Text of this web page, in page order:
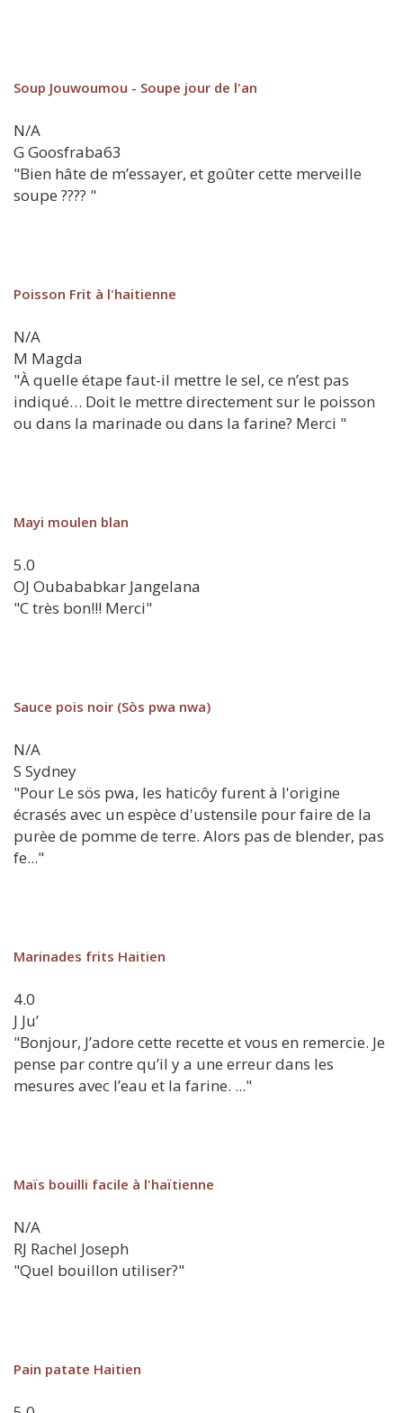
Soup Jouwoumou - Soupe jour de l'an
N/A
G Goosfraba63
"Bien hâte de m’essayer, et goûter cette merveille
soupe ???? "
Poisson Frit à l'haitienne
N/A
M Magda
"À quelle étape faut-il mettre le sel, ce n’est pas
indiqué… Doit le mettre directement sur le poisson
ou dans la marinade ou dans la farine? Merci "
Mayi moulen blan
5.0
OJ Oubababkar Jangelana
"C très bon!!! Merci"
Sauce pois noir (Sòs pwa nwa)
N/A
S Sydney
"Pour Le sös pwa, les haticôy furent à l'origine
écrasés avec un espèce d'ustensile pour faire de la
purèe de pomme de terre. Alors pas de blender, pas
fe..."
Marinades frits Haitien
4.0
J Ju’
"Bonjour, J’adore cette recette et vous en remercie. Je
pense par contre qu’il y a une erreur dans les
mesures avec l’eau et la farine. ..."
Maïs bouilli facile à l'haïtienne
N/A
RJ Rachel Joseph
"Quel bouillon utiliser?"
Pain patate Haitien